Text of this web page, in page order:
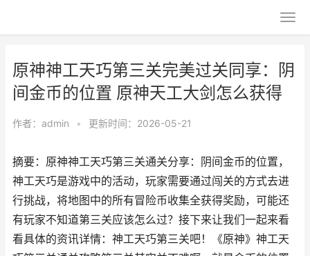
原神神工天巧第三关完美过关同享：阴
间金币的位置 原神天工大剑怎么获得
作者： admin • 更新时间：2026-05-21
摘要：原神神工天巧第三关通关分享：阴间金币的位置，
神工天巧是游戏中的活动，玩家需要通过闯关的方式去进
行挑战，将地图中的所有冒险币收集全获得奖励，可能还
有玩家不知道第三关应该怎么过？接下来让我们一起来看
看具体的资讯详情：神工天巧第三关吧！《原神》神工天